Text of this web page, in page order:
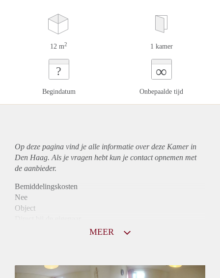
12 m2 1 kamer
?
Begindatum
∞
Onbepaalde tijd
Op deze pagina vind je alle informatie over deze Kamer in
Den Haag. Als je vragen hebt kun je contact opnemen met
de aanbieder.
Bemiddelingskosten
Nee
Object
Huurtoeslag
MEER